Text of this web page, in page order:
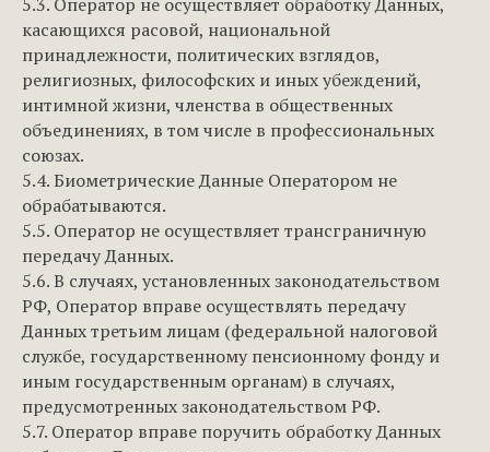
касающихся расовой, национальной
принадлежности, политических взглядов,
религиозных, философских и иных убеждений,
интимной жизни, членства в общественных
объединениях, в том числе в профессиональных
союзах.
5.4. Биометрические Данные Оператором не
обрабатываются.
5.5. Оператор не осуществляет трансграничную
передачу Данных.
5.6. В случаях, установленных законодательством
РФ, Оператор вправе осуществлять передачу
Данных третьим лицам (федеральной налоговой
службе, государственному пенсионному фонду и
иным государственным органам) в случаях,
предусмотренных законодательством РФ.
5.7. Оператор вправе поручить обработку Данных